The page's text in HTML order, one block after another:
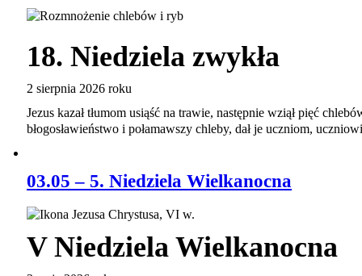
18. Niedziela zwykła
2 sierpnia 2026 roku
Jezus kazał tłumom usiąść na trawie, następnie wziął pięć
błogosławieństwo i połamawszy chleby, dał je uczniom,
03.05 – 5. Niedziela Wielkanocna
V Niedziela Wielkanocna